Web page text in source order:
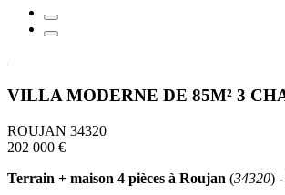
VILLA MODERNE DE 85M² 3
ROUJAN 34320
202 000 €
Terrain + maison 4 pièces à Roujan (34320) -